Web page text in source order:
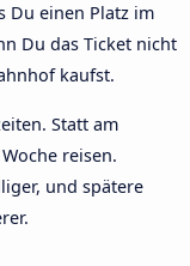
Du einen Platz im
Du das Ticket nicht
kaufst.
Statt am
reisen.
und spätere